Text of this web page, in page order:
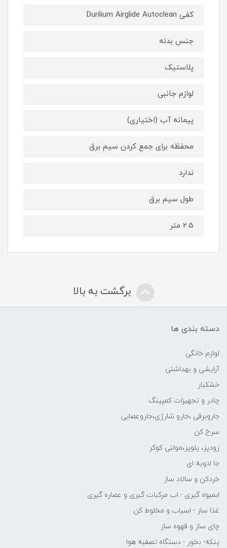
کفی Durilium Airglide Autoclean
جنس بدنه
پلاستیک
لوازم جانبی
پیمانه آب (اختیاری)
محفظه برای جمع كردن سیم برق
ندارد
طول سیم برق
2.5 متر
برگشت به بالا
دسته بندی ها
لوازم خانگی
آرایشی و بهداشتی
خشکبار
چادر و تجهیزات کمپینگ
جاروبرقی ،جارو شارژی،جاروعصایی
سرخ کن
زودپز، پلوپز،مولتی کوکر
جا ادویه ای
خردکن و سالاد ساز
ابمیوه گیری - اب مرکبات گیری و عصاره گیری
غذا ساز - اسیاب و مخلوط کن
چای ساز و قهوه ساز
پنکه- بخور - دستگاه تصفیه هوا